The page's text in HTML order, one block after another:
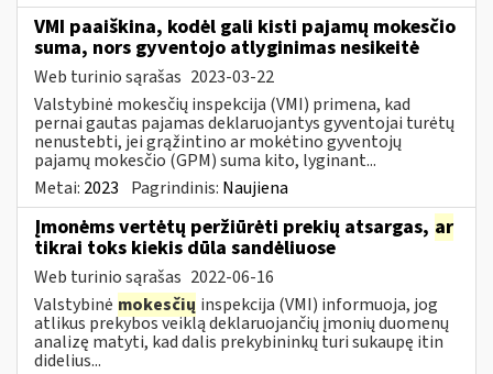
VMI paaiškina, kodėl gali kisti pajamų mokesčio
suma, nors gyventojo atlyginimas nesikeitė
Web turinio sąrašas 2023-03-22
Valstybinė mokesčių inspekcija (VMI) primena, kad
pernai gautas pajamas deklaruojantys gyventojai turėtų
nenustebti, jei grąžintino ar mokėtino gyventojų
pajamų mokesčio (GPM) suma kito, lyginant...
Metai: 2023 Pagrindinis: Naujiena
Įmonėms vertėtų peržiūrėti prekių atsargas, ar
tikrai toks kiekis dūla sandėliuose
Web turinio sąrašas 2022-06-16
Valstybinė mokesčių inspekcija (VMI) informuoja, jog
atlikus prekybos veiklą deklaruojančių įmonių duomenų
analizę matyti, kad dalis prekybininkų turi sukaupę itin
didelius...